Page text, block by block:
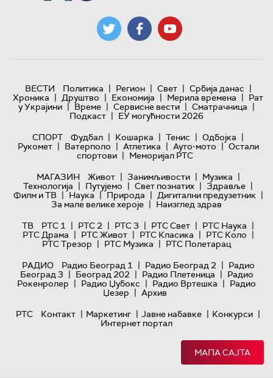
ВЕСТИ Политика | Регион | Свет | Србија данас |
Хроника | Друштво | Економија | Мерила времена | Рат
у Украјини | Време | Сервисне вести | Сматрачница |
Подкаст | ЕУ могућности 2026
СПОРТ
Фудбал | Кошарка | Тенис | Одбојка |
Рукомет | Ватерполо | Атлетика | Ауто-мото | Остали
спортови | Меморијал РТС
МАГАЗИН
Живот | Занимљивости | Музика |
Технологијa | Путујемо | Свет познатих | Здравље |
Филм и ТВ | Наука | Природа | Дигитални предузетник |
За мале велике хероје | Наизглед здрав
ТВ
РТС 1 | РТС 2 | РТС 3 | РТС Свет | РТС Наука |
РТС Драма | РТС Живот | РТС Класика | РТС Коло |
РТС Трезор | РТС Музика | РТС Полетарац
РАДИО
Радио Београд 1 | Радио Београд 2 | Радио
Београд 3 | Београд 202 | Радио Плетеница | Радио
Рокенролер | Радио Џубокс | Радио Вртешка | Радио
Џезер | Архив
РТС
Контакт | Маркетинг | Јавне набавке | Конкурси |
Интернет портал
МАПА САЈТА